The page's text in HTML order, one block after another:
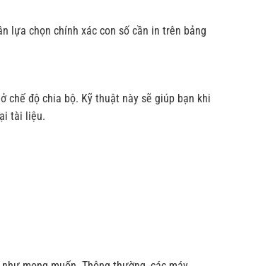
lựa chọn chính xác con số cần in trên bảng
chế độ chia bộ. Kỹ thuật này sẽ giúp bạn khi
tài liệu.